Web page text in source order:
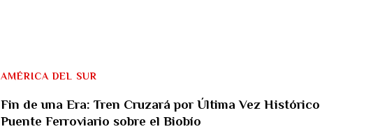
Fin de una Era: Tren Cruzará por Última Vez Histórico
Puente Ferroviario sobre el Biobío
AMÉRICA DEL SUR